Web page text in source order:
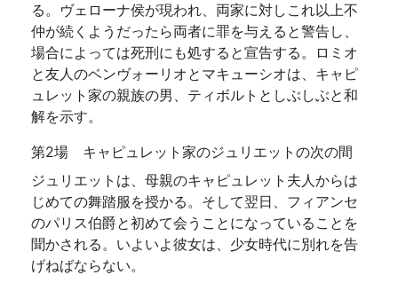
る。ヴェローナ侯が現われ、両家に対しこれ以上不
仲が続くようだったら両者に罪を与えると警告し、
場合によっては死刑にも処すると宣告する。ロミオ
と友人のベンヴォーリオとマキューシオは、キャピ
ュレット家の親族の男、ティボルトとしぶしぶと和
解を示す。
第2場 キャピュレット家のジュリエットの次の間
ジュリエットは、母親のキャピュレット夫人からは
じめての舞踏服を授かる。そして翌日、フィアンセ
のパリス伯爵と初めて会うことになっていることを
聞かされる。いよいよ彼女は、少女時代に別れを告
げねばならない。